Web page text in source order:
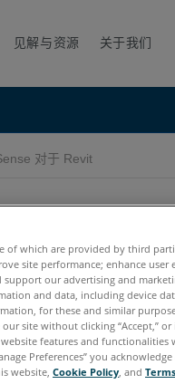
见解与资源 关于我们
对于 Revit
使PointSense和相關插件遺
能。
of which are provided by third
site performance; enhance user
our advertising and
and data, including device
for these and similar
site without clicking “Accept,”
features and functionalities
Preferences” you
website, Cookie Policy, and